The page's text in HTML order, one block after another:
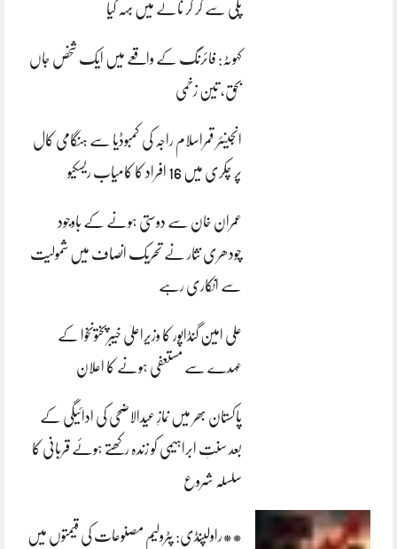
پلی سے گر کر نالے میں بہہ گیا
کہوٹہ: فائرنگ کے واقعے میں ایک شخص جاں
بحق، تین زخمی
انجینئر قمراسلام راجہ کی کمبوڈیا سے ہنگامی کال
پر چکری میں 16 افراد کا کامیاب ریسکیو
عمران خان سے دوستی ہونے کے باوجود
چودھری نثار نے تحریک انصاف میں شمولیت
سے انکاری رہے
علی امین گنڈاپور کا وزیراعلیٰ خیبرپختونخوا کے
عہدے سے مستعفی ہونے کا اعلان
پاکستان بھر میں نمازِ عیدالاضحی کی ادائیگی کے
بعد سنتِ ابراہیمی کو زندہ رکھتے ہوئے قربانی کا
سلسلہ شروع
**راولپنڈی: پٹرولیم مصنوعات کی قیمتوں میں